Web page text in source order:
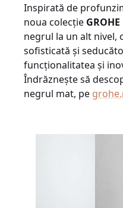
Inspirată de
noua colecție
negrul la un alt
sofisticată și
funcționalitatea și
Îndrăznește să
negrul mat, pe